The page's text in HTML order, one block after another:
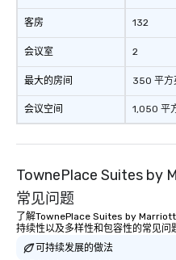
客房
会议室
最大的房间
会议空间
132
2
350 平方
1,050 平
TownePlace Suites by
常见问题
了解TownePlace Suites by
持续性以及多样性和包容性的常见问
可持续发展的做法